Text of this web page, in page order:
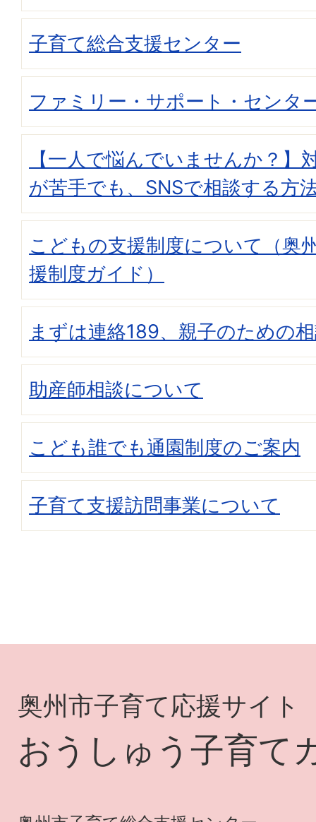
子育て総合支援センター
ファミリー・サポート・センタ
【一人で悩んでいませんか？】
が苦手でも、SNSで相談する方
こどもの支援制度について（奥
援制度ガイド）
まずは連絡189、親子のための
助産師相談について
こども誰でも通園制度のご案内
子育て支援訪問事業について
奥州市子育て応援サイト
おうしゅう子育て